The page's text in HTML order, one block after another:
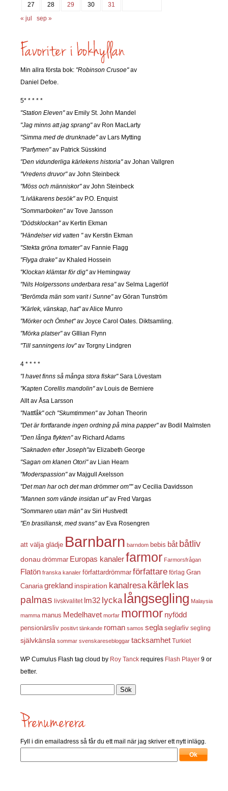
27
28 29 30
31
« jul
sep »
Min allra första bok: "Robinson Crusoe"av
Daniel Defoe.
5* * * * *
"Station Eleven"av Emily St. John Mandel
"Jag minns att jag sprang"av Ron MacLarty
"Simma med de drunknade"av Lars Mytting
"Parfymen"av Patrick Süsskind
"Den vidunderliga kärlekens historia"av Johan Vallgren
"Vredens druvor"av John Steinbeck
"Möss och människor"av John Steinbeck
"Livläkarens besök"av P.O. Enquist
"Sommarboken"av Tove Jansson
"Dödsklockan"av Kertin Ekman
"Händelser vid vatten "av Kerstin Ekman
"Stekta gröna tomater"av Fannie Flagg
"Flyga drake"av Khaled Hossein
"Klockan klämtar för dig"av Hemingway
"Nils Holgerssons underbara resa"av Selma Lagerlöf
"Berömda män som varit i Sunne"av Göran Tunström
"Kärlek, vänskap, hat"av Alice Munro
"Mörker och Ömhet"av Joyce Carol Oates. Diktsamling.
"Mörka platser"av GIllian Flynn
"Till sanningens lov"av Torgny Lindgren
4 * * * *
"I havet finns så många stora fiskar"Sara Lövestam
"Kapten Corellis mandolin"av Louis de Berniere
Allt av Åsa Larsson
"Nattfåk" och "Skumtimmen"av Johan Theorin
"Det är fortfarande ingen ordning på mina papper"av Bodil Malmsten
"Den långa flykten"av Richard Adams
"Saknaden efter Joseph"av Elizabeth George
"Sagan om klanen Otori"av Lian Hearn
"Moderspassion"av Majgull Axelsson
"Det man har och det man drömmer om""av Cecilia Davidsson
"Mannen som vände insidan ut"av Fred Vargas
"Sommaren utan män"av Siri Hustvedt
"En brasiliansk, med svans"av Eva Rosengren
att välja glädje Barnbarn barndom bebis båt båtliv
donau drömmar Europas kanalerfarmor Farmorsfrågan
Flatön franska kanaler författardrömmar författare förlag Gran
Canaria grekland inspiration kanalresa kärleklas
palmas livskvalitet lm32 lycka långsegling Malaysia
mamma manus Medelhavet morfar mormor nyfödd
pensionärsliv positivt tänkande roman samos segla seglarliv segling
självkänsla sommar svenskaresebloggar tacksamhet Turkiet
WP Cumulus Flash tag cloud by Roy Tanck requires Flash Player 9 or
better.
Fyll i din emailadress så får du ett mail när jag skriver ett nytt inlägg.